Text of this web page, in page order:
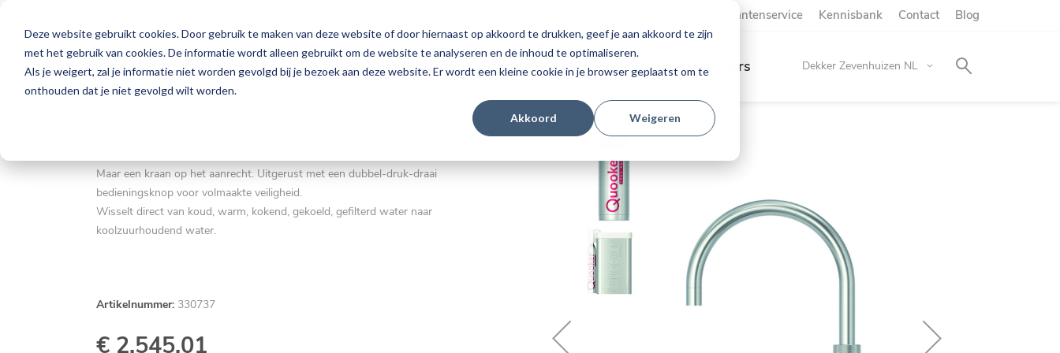
Deze website gebruikt cookies. Door gebruik te maken van deze website of door hiernaast op akkoord te drukken, geef je aan akkoord te zijn
met het gebruik van cookies. De informatie wordt alleen gebruikt om de website te analyseren en de inhoud te optimaliseren.
Als je weigert, zal je informatie niet worden gevolgd bij je bezoek aan deze website. Er wordt een kleine cookie in je browser geplaatst om te
onthouden dat je niet gevolgd wilt worden.
Akkoord Weigeren
Klantenservice Kennisbank Contact Blog
Keuken Badkamer Onderhoud & Montage Over ons Nieuws Dealers
Selecteer
Dekker Zevenhuizen NL
Maar een kraan op het aanrecht. Uitgerust met een dubbel-druk-draai
bedieningsknop voor volmaakte veiligheid.
Wisselt direct van koud, warm, kokend, gekoeld, gefilterd water naar
koolzuurhoudend water.
Artikelnummer: 330737
€ 2.545,01
Ga
het
afbeeldingen-